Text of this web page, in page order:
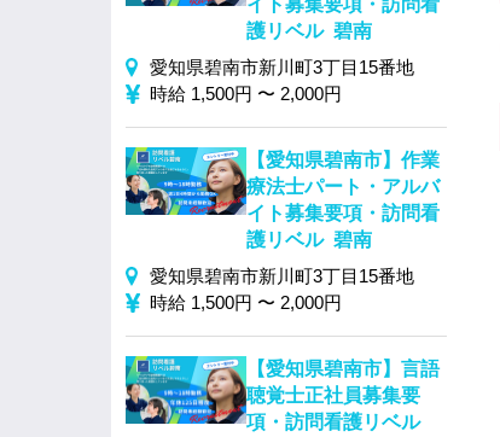
イト募集要項・訪問看
護リベル 碧南
愛知県碧南市新川町3丁目15番地
時給 1,500円 〜 2,000円
【愛知県碧南市】作業
療法士パート・アルバ
イト募集要項・訪問看
護リベル 碧南
愛知県碧南市新川町3丁目15番地
時給 1,500円 〜 2,000円
【愛知県碧南市】言語
聴覚士正社員募集要
項・訪問看護リベル